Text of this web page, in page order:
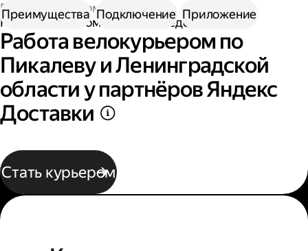
Работа курьером
Работа курьером на велосипеде
Работа велокурьером по
Пикалеву и Ленинградской
области у партнёров Яндекс
Доставки
Стать курьером
Преимущества Подключение Приложение